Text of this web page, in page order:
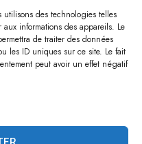
utilisons des technologies telles
informations des appareils. Le
de traiter des données
les ID uniques sur ce site. Le fait
peut avoir un effet négatif
Mines
– 12h00